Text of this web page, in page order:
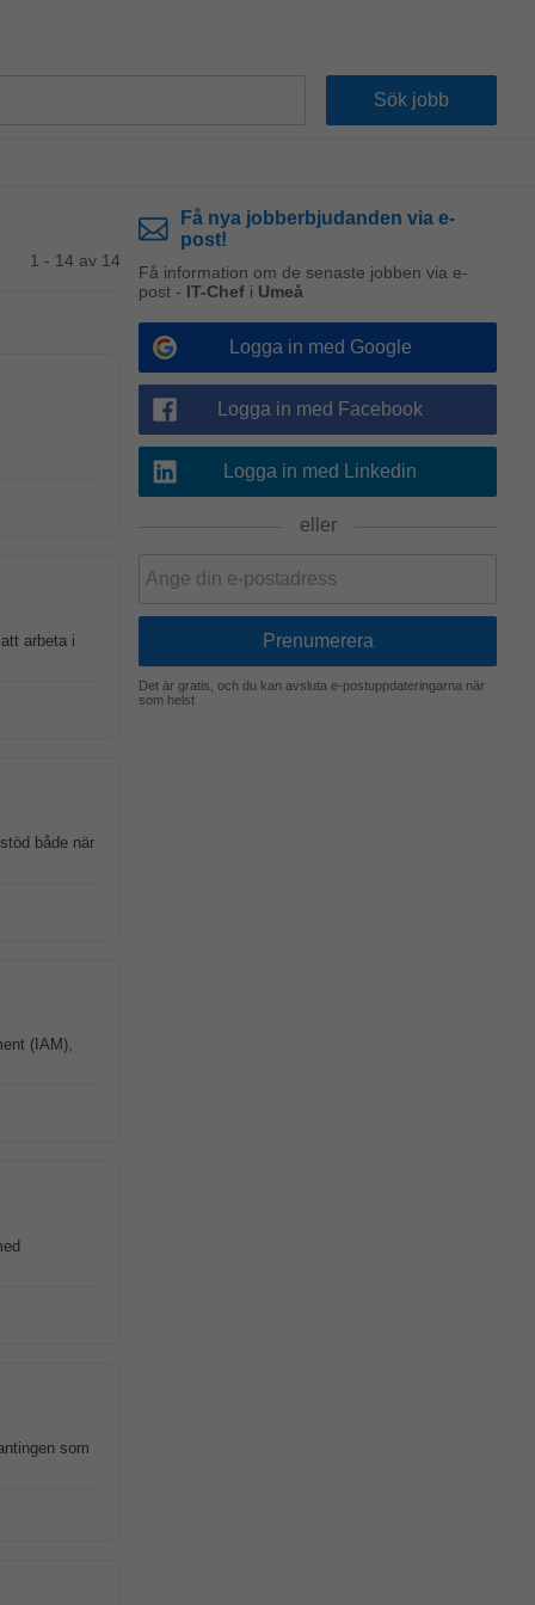
1 - 14 av 14
arbeta i
både när
(IAM),
som
Få nya jobberbjudanden via e-
post!
Få information om de senaste jobben via e-
post - IT-Chef i Umeå
Logga in med Google
Logga in med Facebook
Logga in med Linkedin
eller
Det är gratis, och du kan avsluta e-postuppdateringarna när
som helst